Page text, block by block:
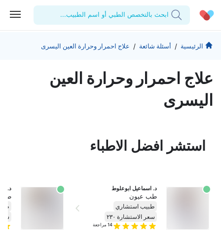
ابحث بالتخصص الطبي أو اسم الطبيب...
الحساب الشخصي
الوصفات الطبية
اختبارات المعمل
تسجيل الخروج
الشركة
للمنشآت المدونة
المقالات الطبية
الرئيسية / أسئلة شائعة / علاج احمرار وحرارة العين اليسرى
علاج احمرار وحرارة العين
اليسرى
استشر افضل الاطباء
د. اسماعيل ابوعلوط
طب عيون
طبيب استشاري
سعر الاستشارة ٢٣٠
14 مراجعة
د.
طب
سعر